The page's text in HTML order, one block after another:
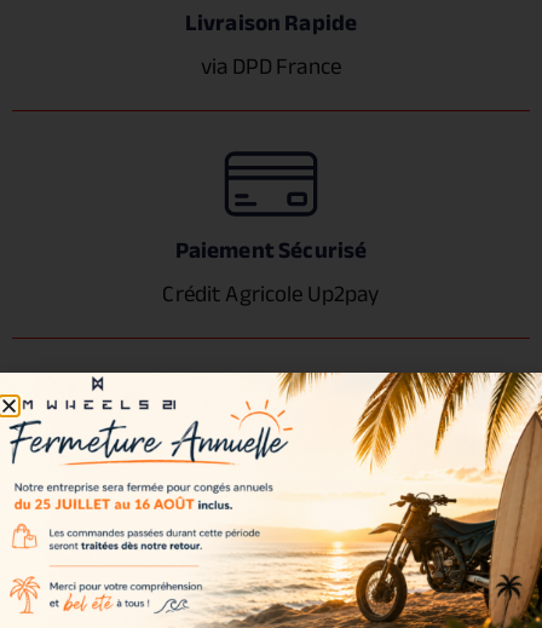
Livraison Rapide
via DPD France
Paiement Sécurisé
Crédit Agricole Up2pay
Satisfait ou remboursé
sous 14 jours